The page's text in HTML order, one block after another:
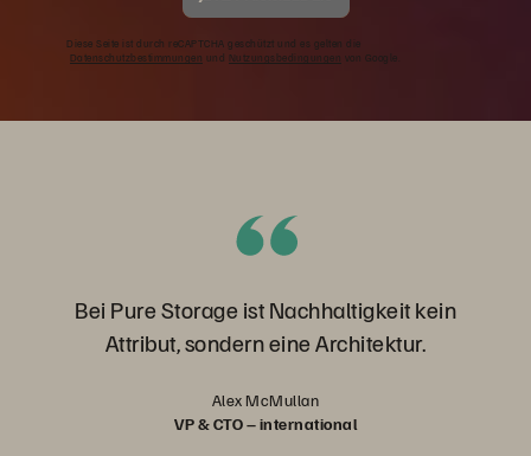
Diese Seite ist durch reCAPTCHA geschützt und es gelten die
Datenschutzbestimmungen und Nutzungsbedingungen von Google.
Bei Pure Storage ist Nachhaltigkeit kein
Attribut, sondern eine Architektur.
Alex McMullan
VP & CTO – international